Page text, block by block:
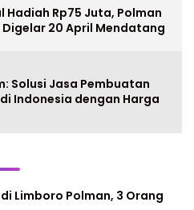
Hadiah Rp75 Juta, Polman
Digelar 20 April Mendatang
Solusi Jasa Pembuatan
Indonesia dengan Harga
Limboro Polman, 3 Orang